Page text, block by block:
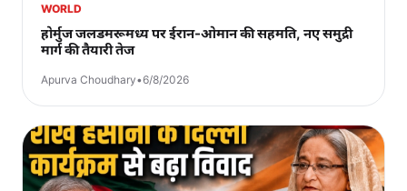
WORLD
होर्मुज जलडमरूमध्य पर ईरान-ओमान की सहमति, नए समुद्री
मार्ग की तैयारी तेज
Apurva Choudhary•6/8/2026